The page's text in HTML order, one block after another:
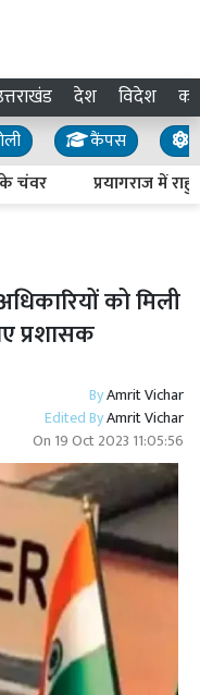
देश विदेश
कैंपस
चंवर
प्रयागराज में
को मिली
प्रशासक
ByAmrit Vichar
Edited ByAmrit Vichar
On 19 Oct 2023 11:05:56